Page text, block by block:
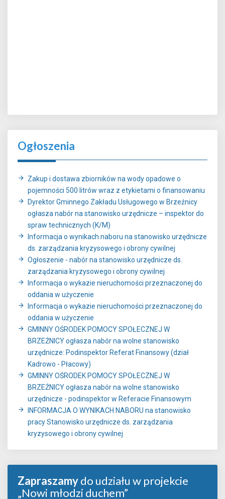
Ogłoszenia
Zakup i dostawa zbiorników na wody opadowe o
pojemności 500 litrów wraz z etykietami o finansowaniu
Dyrektor Gminnego Zakładu Usługowego w Brzeźnicy
ogłasza nabór na stanowisko urzędnicze – inspektor do
spraw technicznych (K/M)
Informacja o wynikach naboru na stanowisko urzędnicze
ds. zarządzania kryzysowego i obrony cywilnej
Ogłoszenie - nabór na stanowisko urzędnicze ds.
zarządzania kryzysowego i obrony cywilnej
Informacja o wykazie nieruchomości przeznaczonej do
oddania w użyczenie
Informacja o wykazie nieruchomości przeznaczonej do
oddania w użyczenie
GMINNY OŚRODEK POMOCY SPOŁECZNEJ W
BRZEŹNICY ogłasza nabór na wolne stanowisko
urzędnicze: Podinspektor Referat Finansowy (dział
Kadrowo - Płacowy)
GMINNY OŚRODEK POMOCY SPOŁECZNEJ W
BRZEŹNICY ogłasza nabór na wolne stanowisko
urzędnicze - podinspektor w Referacie Finansowym
INFORMACJA O WYNIKACH NABORU na stanowisko
pracy Stanowisko urzędnicze ds. zarządzania
kryzysowego i obrony cywilnej
Zapraszamydo udziału w projekcie
„Nowi młodzi duchem”